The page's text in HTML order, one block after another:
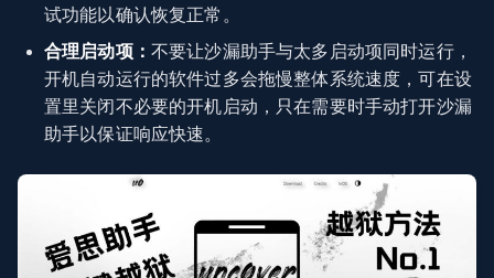
试功能以确认恢复正常。
合理启动项： 不要让沙漏助手与太多启动项同时运行，
开机自动运行的软件过多会拖慢整体系统速度，可在设
置里关闭不必要的开机启动，只在需要时手动打开沙漏
助手以保证响应快速。